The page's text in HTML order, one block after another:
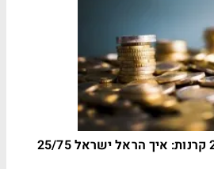
במקום הראשון מתוך 21 קרנות: איך הראל ישראל 25/75